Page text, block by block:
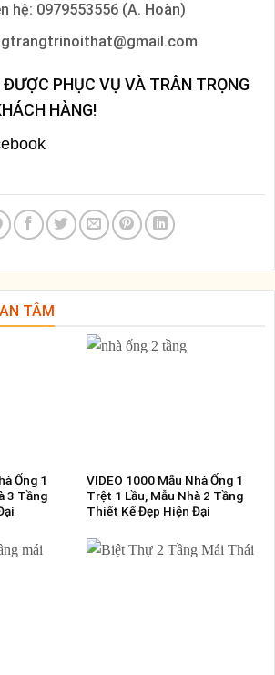
hệ: 0979553556 (A. Hoàn)
PHỤC VỤ VÀ TRÂN TRỌNG
HÀNG!
TÂM
Ống 1
3 Tầng
VIDEO 1000 Mẫu Nhà Ống 1
Trệt 1 Lầu, Mẫu Nhà 2 Tầng
Thiết Kế Đẹp Hiện Đại